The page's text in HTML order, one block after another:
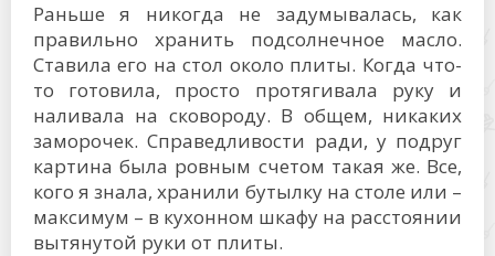
Раньше я никогда не задумывалась, как
правильно хранить подсолнечное масло.
Ставила его на стол около плиты. Когда что-
то готовила, просто протягивала руку и
наливала на сковороду. В общем, никаких
заморочек. Справедливости ради, у подруг
картина была ровным счетом такая же. Все,
кого я знала, хранили бутылку на столе или –
максимум – в кухонном шкафу на расстоянии
вытянутой руки от плиты.